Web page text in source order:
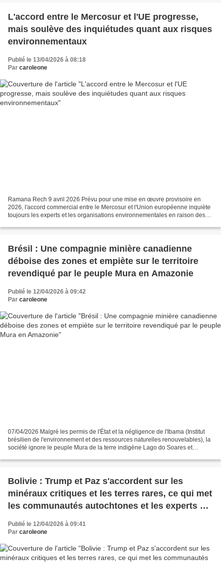
L'accord entre le Mercosur et l'UE progresse,
mais soulève des inquiétudes quant aux risques
environnementaux
Publié le 13/04/2026 à 08:18
Par caroleone
Ramana Rech 9 avril 2026 Prévu pour une mise en œuvre provisoire en
2026, l'accord commercial entre le Mercosur et l'Union européenne inquiète
toujours les experts et les organisations environnementales en raison des
Brésil : Une compagnie minière canadienne
déboise des zones et empiète sur le territoire
revendiqué par le peuple Mura en Amazonie
Publié le 12/04/2026 à 09:42
Par caroleone
07/04/2026 Malgré les permis de l'État et la négligence de l'Ibama (Institut
brésilien de l'environnement et des ressources naturelles renouvelables), la
société ignore le peuple Mura de la terre indigène Lago do Soares et
Bolivie : Trump et Paz s'accordent sur les
minéraux critiques et les terres rares, ce qui met
les communautés autochtones et les experts en
Publié le 12/04/2026 à 09:41
Par caroleone